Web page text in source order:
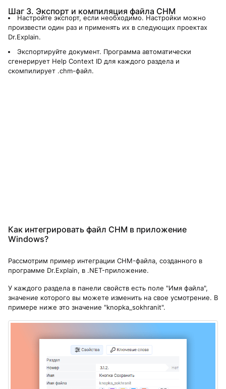
Шаг 3. Экспорт и компиляция файла CHM
Настройте экспорт, если необходимо. Настройки можно
произвести один раз и применять их в следующих проектах
Dr.Explain.
Экспортируйте документ. Программа автоматически
сгенерирует Help Context ID для каждого раздела и
скомпилирует .chm-файл.
Как интегрировать файл CHM в приложение
Windows?
Рассмотрим пример интеграции CHM-файла, созданного в
программе Dr.Explain, в .NET-приложение.
У каждого раздела в панели свойств есть поле "Имя файла",
значение которого вы можете изменить на свое усмотрение. В
примере ниже это значение "knopka_sokhranit".